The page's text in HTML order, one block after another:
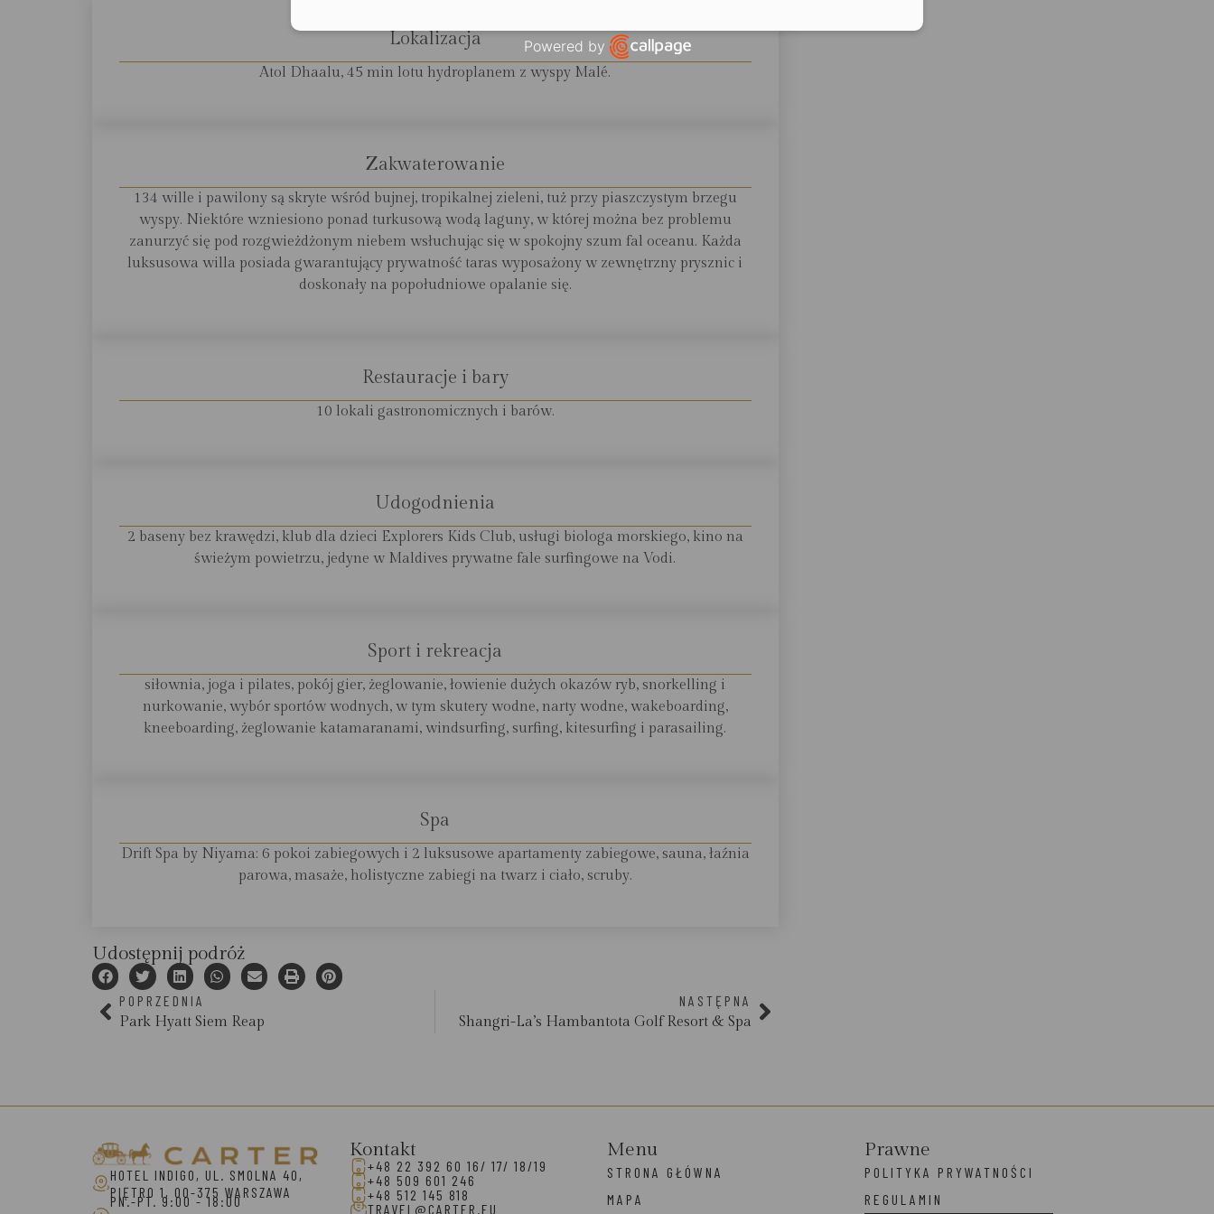
Lokalizacja
Atol Dhaalu, 45 min lotu hydroplanem z wyspy Malé.
Zakwaterowanie
134 wille i pawilony są skryte wśród bujnej, tropikalnej zieleni, tuż przy piaszczystym brzegu
wyspy. Niektóre wzniesiono ponad turkusową wodą laguny, w której można bez problemu
zanurzyć się pod rozgwieżdżonym niebem wsłuchując się w spokojny szum fal oceanu. Każda
luksusowa willa posiada gwarantujący prywatność taras wyposażony w zewnętrzny prysznic i
doskonały na popołudniowe opalanie się.
Restauracje i bary
10 lokali gastronomicznych i barów.
Udogodnienia
2 baseny bez krawędzi, klub dla dzieci Explorers Kids Club, usługi biologa morskiego, kino na
świeżym powietrzu, jedyne w Maldives prywatne fale surfingowe na Vodi.
Sport i rekreacja
siłownia, joga i pilates, pokój gier, żeglowanie, łowienie dużych okazów ryb, snorkelling i
nurkowanie, wybór sportów wodnych, w tym skutery wodne, narty wodne, wakeboarding,
kneeboarding, żeglowanie katamaranami, windsurfing, surfing, kitesurfing i parasailing.
Spa
Drift Spa by Niyama: 6 pokoi zabiegowych i 2 luksusowe apartamenty zabiegowe, sauna, łaźnia
parowa, masaże, holistyczne zabiegi na twarz i ciało, scruby.
Udostępnij podróż
POPRZEDNIA
Park Hyatt Siem Reap
NASTĘPNA
Shangri-La’s Hambantota Golf Resort & Spa
HOTEL INDIGO, UL. SMOLNA 40,
PIĘTRO 1, 00-375 WARSZAWA
PN.-PT. 9:00 - 18:00
Kontakt
+48 22 392 60 16/ 17/ 18/19
+48 509 601 246
+48 512 145 818
TRAVEL@CARTER.EU
Menu
STRONA GŁÓWNA
MAPA
Prawne
POLITYKA PRYWATNOŚCI
REGULAMIN
Powered by
Open link in new window